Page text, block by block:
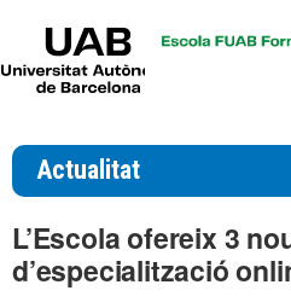
Actualitat
L’Escola ofereix 3
d’especialització